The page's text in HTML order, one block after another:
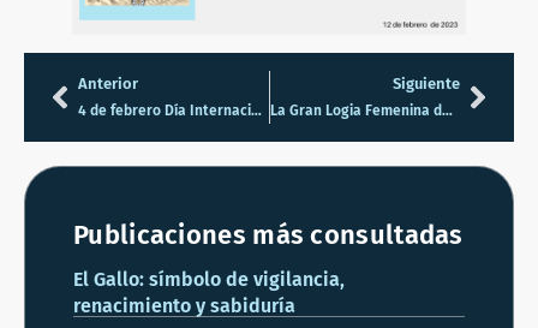
Anterior
4 de febrero Día Internacional de la Fraternidad Humana
Siguiente
La Gran Logia Femenina de España y su presencia en el mundo actual
Publicaciones más consultadas
El Gallo: símbolo de vigilancia,
renacimiento y sabiduría